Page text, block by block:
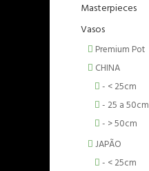
Masterpieces
Vasos
Premium Pot
CHINA
- < 25cm
- 25 a 50cm
- > 50cm
JAPÃO
- < 25cm